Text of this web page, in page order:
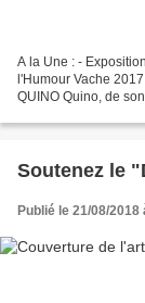
A la Une : -
l'Humour Vache
QUINO Quino, de
Soutenez le
Publié le 21/08/2018